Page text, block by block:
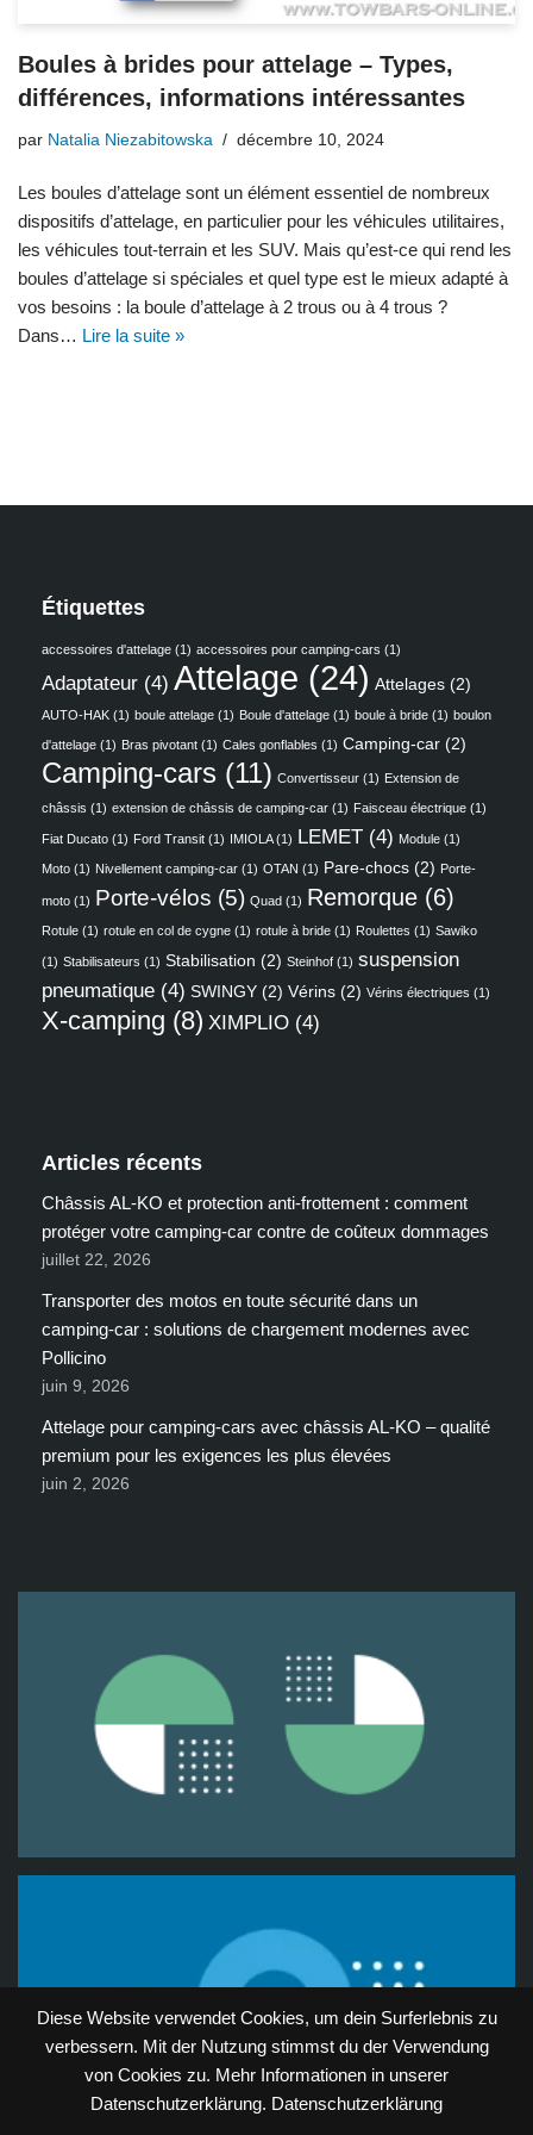
Diese Website verwendet Cookies, um dein Surferlebnis zu
verbessern. Mit der Nutzung stimmst du der Verwendung
von Cookies zu. Mehr Informationen in unserer
Datenschutzerklärung. Datenschutzerklärung
Boules à brides pour attelage – Types,
différences, informations intéressantes
par Natalia Niezabitowska décembre 10, 2024
Les boules d’attelage sont un élément essentiel de nombreux
dispositifs d’attelage, en particulier pour les véhicules utilitaires,
les véhicules tout-terrain et les SUV. Mais qu’est-ce qui rend les
boules d’attelage si spéciales et quel type est le mieux adapté à
vos besoins : la boule d’attelage à 2 trous ou à 4 trous ?
Dans… Lire la suite »
Étiquettes
accessoires d'attelage (1) accessoires pour camping-cars (1)
Adaptateur (4) Attelage (24) Attelages (2)
AUTO-HAK (1) boule attelage (1) Boule d'attelage (1) boule à bride (1) boulon
d'attelage (1) Bras pivotant (1) Cales gonflables (1) Camping-car (2)
Camping-cars (11) Convertisseur (1) Extension de
châssis (1) extension de châssis de camping-car (1) Faisceau électrique (1)
Fiat Ducato (1) Ford Transit (1) IMIOLA(1) LEMET (4) Module (1)
Moto (1) Nivellement camping-car (1) OTAN (1) Pare-chocs (2) Porte-
moto (1) Porte-vélos (5) Quad (1) Remorque (6)
Rotule (1) rotule en col de cygne (1) rotule à bride (1) Roulettes (1) Sawiko
(1) Stabilisateurs (1) Stabilisation (2) Steinhof (1) suspension
pneumatique (4) SWINGY (2) Vérins (2) Vérins électriques (1)
X-camping (8) XIMPLIO (4)
Articles récents
Châssis AL-KO et protection anti-frottement : comment
protéger votre camping-car contre de coûteux dommages
juillet 22, 2026
Transporter des motos en toute sécurité dans un
camping-car : solutions de chargement modernes avec
Pollicino
juin 9, 2026
Attelage pour camping-cars avec châssis AL-KO – qualité
premium pour les exigences les plus élevées
juin 2, 2026